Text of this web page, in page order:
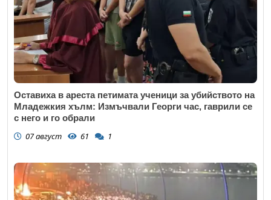
Оставиха в ареста петимата ученици за убийството на
Младежкия хълм: Измъчвали Георги час, гаврили се
с него и го обрали
07 август 61 1